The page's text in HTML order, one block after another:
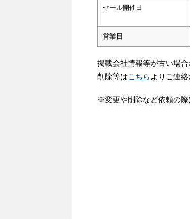
セール開催日
営業日
掲載会社情報等が古い場
削除等はこちら よりご連
※変更や削除など依頼の際